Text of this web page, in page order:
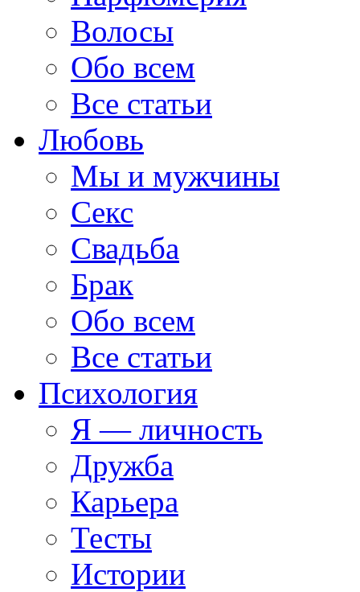
Волосы
Обо всем
Все статьи
Любовь
Мы и мужчины
Секс
Свадьба
Брак
Обо всем
Все статьи
Психология
Я — личность
Дружба
Карьера
Тесты
Истории